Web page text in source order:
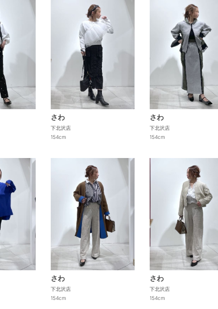
さわ
下北沢店
154cm
さわ
下北沢店
154cm
さわ
下北沢店
154cm
さわ
下北沢店
154cm